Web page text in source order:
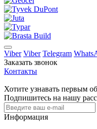
Viber Viber Telegram
Заказать звонок
Контакты
Хотите узнавать первым
Подпишитесь на нашу
Информация